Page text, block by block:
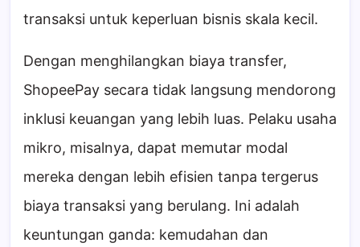
transaksi untuk keperluan bisnis skala kecil.
Dengan menghilangkan biaya transfer,
ShopeePay secara tidak langsung mendorong
inklusi keuangan yang lebih luas. Pelaku usaha
mikro, misalnya, dapat memutar modal
mereka dengan lebih efisien tanpa tergerus
biaya transaksi yang berulang. Ini adalah
keuntungan ganda: kemudahan dan